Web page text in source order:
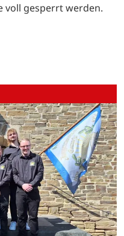
voll gesperrt werden.